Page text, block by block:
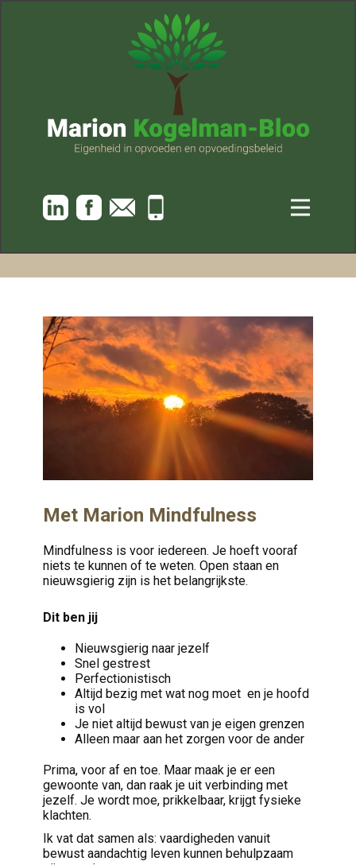
Met Marion Mindfulness
Mindfulness is voor iedereen. Je hoeft vooraf
niets te kunnen of te weten. Open staan en
nieuwsgierig zijn is het belangrijkste.
Dit ben jij
Nieuwsgierig naar jezelf
Snel gestrest
Perfectionistisch
Altijd bezig met wat nog moet en je hoofd
is vol
Je niet altijd bewust van je eigen grenzen
Alleen maar aan het zorgen voor de ander
Prima, voor af en toe. Maar maak je er een
gewoonte van, dan raak je uit verbinding met
jezelf. Je wordt moe, prikkelbaar, krijgt fysieke
klachten.
Ik vat dat samen als: vaardigheden vanuit
bewust aandachtig leven kunnen behulpzaam